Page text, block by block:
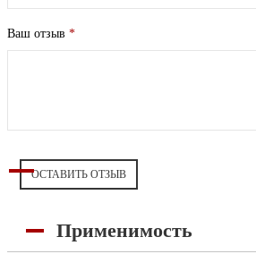
Ваш отзыв *
ОСТАВИТЬ ОТЗЫВ
Применимость